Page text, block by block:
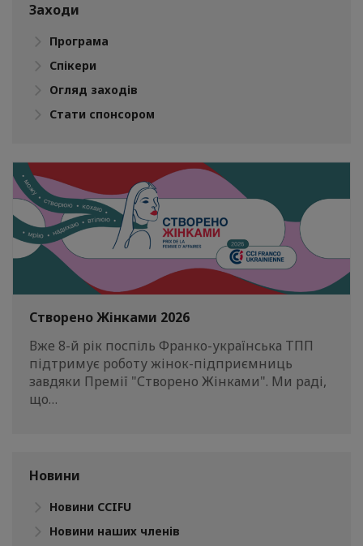
Заходи
Програма
Спікери
Огляд заходів
Стати спонсором
Створено Жінками 2026
Вже 8-й рік поспіль Франко-українська ТПП
підтримує роботу жінок-підприємниць
завдяки Премії "Створено Жінками". Ми раді,
що…
Новини
Новини CCIFU
Новини наших членів